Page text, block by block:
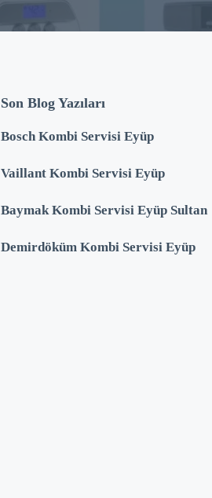
Son Blog Yazıları
Bosch Kombi Servisi Eyüp
Vaillant Kombi Servisi Eyüp
Baymak Kombi Servisi Eyüp Sultan
Demirdöküm Kombi Servisi Eyüp